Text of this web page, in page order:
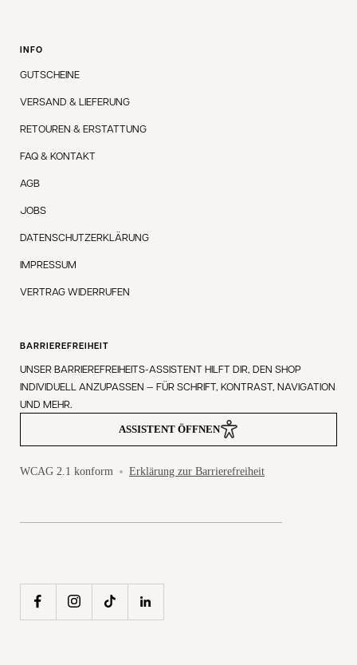
INFO
GUTSCHEINE
VERSAND & LIEFERUNG
RETOUREN & ERSTATTUNG
FAQ & KONTAKT
AGB
JOBS
DATENSCHUTZERKLÄRUNG
IMPRESSUM
VERTRAG WIDERRUFEN
BARRIEREFREIHEIT
UNSER BARRIEREFREIHEITS-ASSISTENT HILFT DIR, DEN SHOP
INDIVIDUELL ANZUPASSEN — FÜR SCHRIFT, KONTRAST, NAVIGATION
UND MEHR.
ASSISTENT ÖFFNEN
WCAG 2.1 konform Erklärung zur Barrierefreiheit